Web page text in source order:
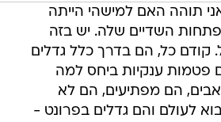
תוהה האם למישהי הייתה
השדיים שלה. יש בזה
קודם כל, הם בדרך כלל גדלים
פטמות ענקיות ביחס למה
הם מפתיעים, הם לא
לעולם והם גדלים בפרונט -